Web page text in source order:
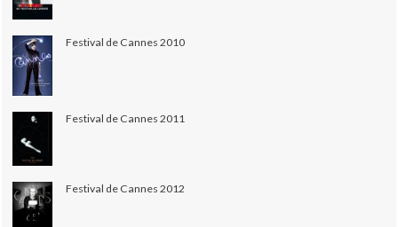
Festival de Cannes 2010
Festival de Cannes 2011
Festival de Cannes 2012